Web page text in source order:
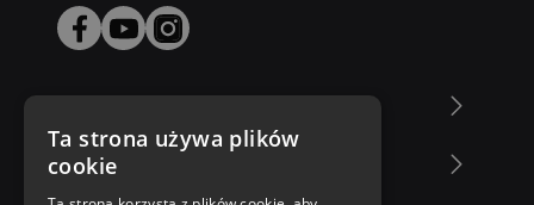
Zakupy u nas
Ta strona używa plików
cookie